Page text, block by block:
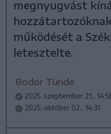
megnyugvást
működését a
letesztelte.
Bodor Tünde
2025. szeptember 21.,
2025. október 02., 14:31